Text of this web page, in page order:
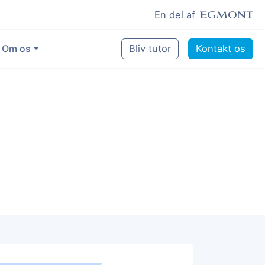
En del af
Om os Bliv tutor Kontakt os